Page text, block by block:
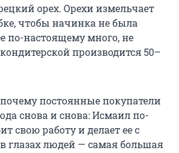
орех. Орехи измельчает
чтобы начинка не была
по-настоящему много, не
производится 50–
постоянные покупатели
снова и снова: Исмаил по-
свою работу и делает ее с
глазах людей — самая большая